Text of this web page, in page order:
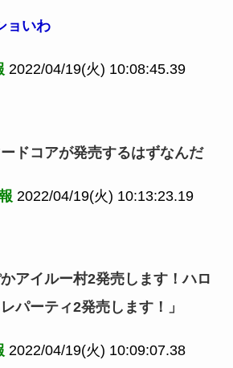
ョいわ
2022/04/19(火) 10:08:45.39
ドコアが発売するはずなんだ
2022/04/19(火) 10:13:23.19
アイルー村2発売します！ハロ
パーティ2発売します！」
2022/04/19(火) 10:09:07.38